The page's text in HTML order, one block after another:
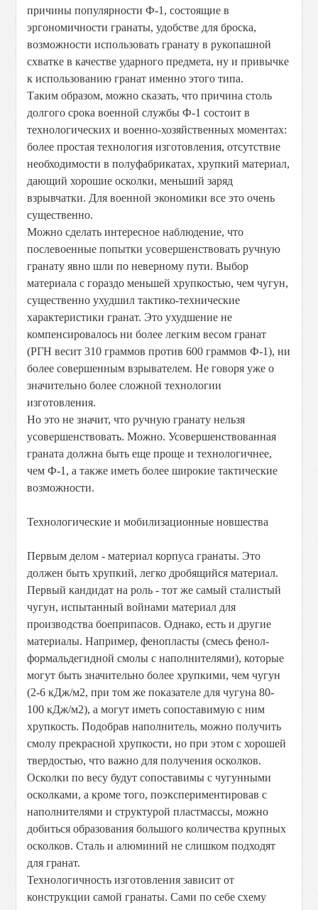
причины популярности Ф-1, состоящие в
эргономичности гранаты, удобстве для броска,
возможности использовать гранату в рукопашной
схватке в качестве ударного предмета, ну и привычке
к использованию гранат именно этого типа.
Таким образом, можно сказать, что причина столь
долгого срока военной службы Ф-1 состоит в
технологических и военно-хозяйственных моментах:
более простая технология изготовления, отсутствие
необходимости в полуфабрикатах, хрупкий материал,
дающий хорошие осколки, меньший заряд
взрывчатки. Для военной экономики все это очень
существенно.
Можно сделать интересное наблюдение, что
послевоенные попытки усовершенствовать ручную
гранату явно шли по неверному пути. Выбор
материала с гораздо меньшей хрупкостью, чем чугун,
существенно ухудшил тактико-технические
характеристики гранат. Это ухудшение не
компенсировалось ни более легким весом гранат
(РГН весит 310 граммов против 600 граммов Ф-1), ни
более совершенным взрывателем. Не говоря уже о
значительно более сложной технологии
изготовления.
Но это не значит, что ручную гранату нельзя
усовершенствовать. Можно. Усовершенствованная
граната должна быть еще проще и технологичнее,
чем Ф-1, а также иметь более широкие тактические
возможности.
Технологические и мобилизационные новшества
Первым делом - материал корпуса гранаты. Это
должен быть хрупкий, легко дробящийся материал.
Первый кандидат на роль - тот же самый сталистый
чугун, испытанный войнами материал для
производства боеприпасов. Однако, есть и другие
материалы. Например, фенопласты (смесь фенол-
формальдегидной смолы с наполнителями), которые
могут быть значительно более хрупкими, чем чугун
(2-6 кДж/м2, при том же показателе для чугуна 80-
100 кДж/м2), а могут иметь сопоставимую с ним
хрупкость. Подобрав наполнитель, можно получить
смолу прекрасной хрупкости, но при этом с хорошей
твердостью, что важно для получения осколков.
Осколки по весу будут сопоставимы с чугунными
осколками, а кроме того, поэкспериментировав с
наполнителями и структурой пластмассы, можно
добиться образования большого количества крупных
осколков. Сталь и алюминий не слишком подходят
для гранат.
Технологичность изготовления зависит от
конструкции самой гранаты. Сами по себе схему